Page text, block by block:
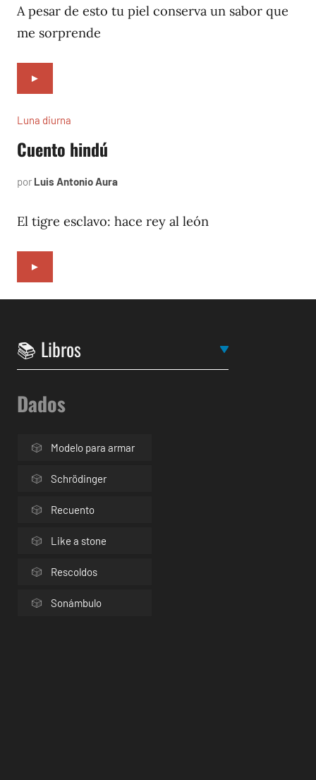
2002
A pesar de esto tu piel conserva un sabor que
me sorprende
►
Luna diurna
Cuento hindú
por Luis Antonio Aura
2002
El tigre esclavo: hace rey al león
►
Dados
Modelo para armar
Schrödinger
Recuento
Like a stone
Rescoldos
Sonámbulo